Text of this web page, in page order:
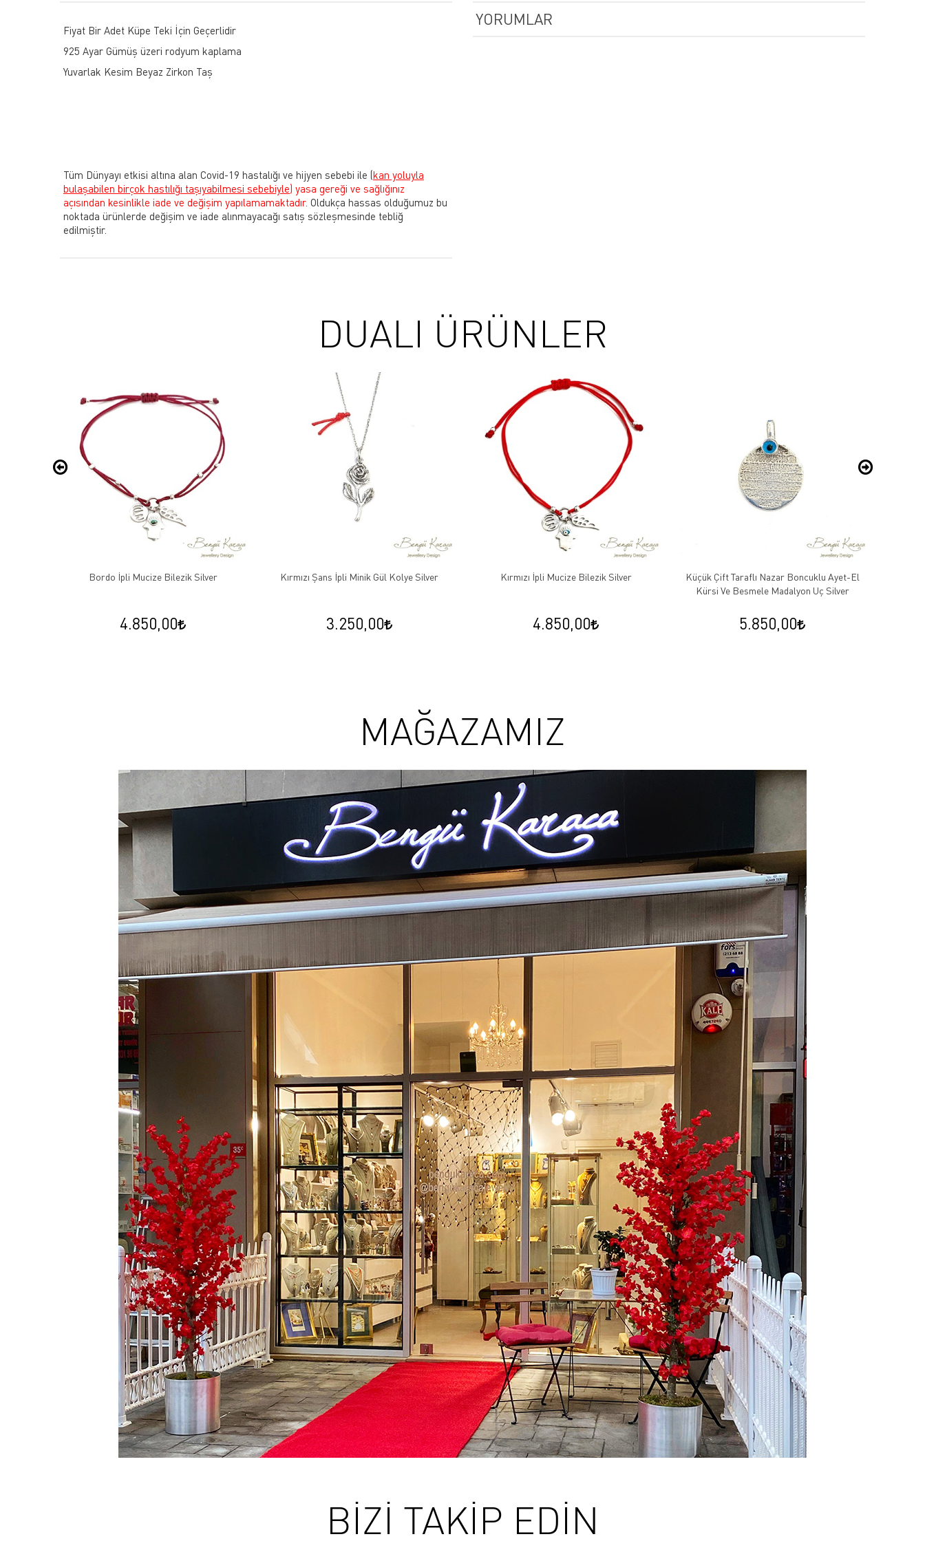
Fiyat Bir Adet Küpe Teki İçin Geçerlidir
925 Ayar Gümüş üzeri rodyum kaplama
Yuvarlak Kesim Beyaz Zirkon Taş
Tüm Dünyayı etkisi altına alan Covid-19 hastalığı ve hijyen sebebi ile (kan yoluyla
bulaşabilen birçok hastılığı taşıyabilmesi sebebiyle) yasa gereği ve sağlığınız
açısından kesinlikle iade ve değişim yapılamamaktadır. Oldukça hassas olduğumuz bu
noktada ürünlerde değişim ve iade alınmayacağı satış sözleşmesinde tebliğ
edilmiştir.
YORUMLAR
DUALI ÜRÜNLER
Bordo İpli Mucize Bilezik Silver
4.850,00
Kırmızı Şans İpli Minik Gül Kolye Silver
3.250,00
Kırmızı İpli Mucize Bilezik Silver
4.850,00
Küçük Çift Taraflı Nazar Boncuklu Ayet-El
Kürsi Ve Besmele Madalyon Uç Silver
5.850,00
MAĞAZAMIZ
BİZİ TAKİP EDİN